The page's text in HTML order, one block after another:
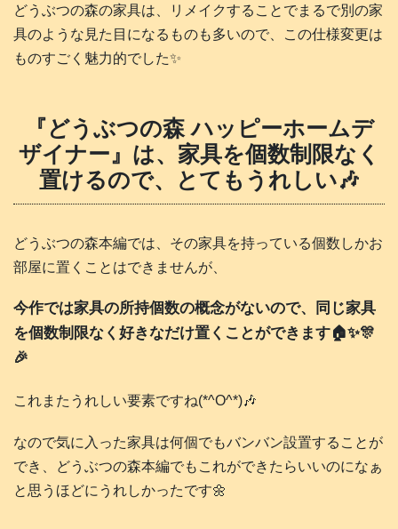
どうぶつの森の家具は、リメイクすることでまるで別の家
具のような見た目になるものも多いので、この仕様変更は
ものすごく魅力的でした✨
『どうぶつの森 ハッピーホームデ
ザイナー』は、家具を個数制限なく
置けるので、とてもうれしい🎶
どうぶつの森本編では、その家具を持っている個数しかお
部屋に置くことはできませんが、
今作では家具の所持個数の概念がないので、同じ家具
を個数制限なく好きなだけ置くことができます🏠️✨🎊
🎉
これまたうれしい要素ですね(*^O^*)🎶
なので気に入った家具は何個でもバンバン設置することが
でき、どうぶつの森本編でもこれができたらいいのになぁ
と思うほどにうれしかったです🌼